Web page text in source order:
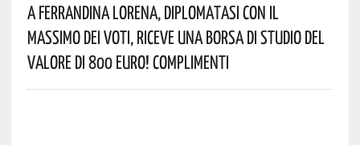
A Ferrandina Lorena, Diplomatasi Con Il
Massimo Dei Voti, Riceve Una Borsa Di Studio Del
Valore Di 800 Euro! Complimenti